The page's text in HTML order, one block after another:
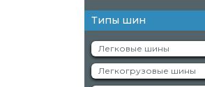
Типы шин
Легковые шины
Легкогрузовые шины